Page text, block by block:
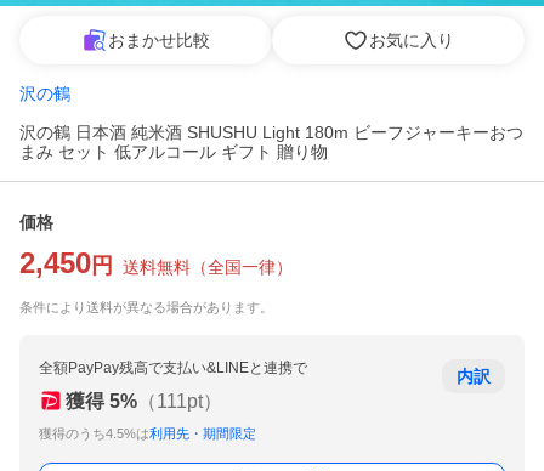
おまかせ比較 お気に入り
沢の鶴
沢の鶴 日本酒 純米酒 SHUSHU Light 180m ビーフジャーキーおつ
まみ セット 低アルコール ギフト 贈り物
価格
2,450 円 送料無料 （全国一律）
条件により送料が異なる場合があります。
全額PayPay残高で支払い&LINEと連携で
獲得 5% （111pt）
獲得のうち4.5%は利用先・期間限定
内訳